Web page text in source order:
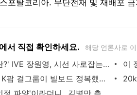
포탈코리아. 무단전재 및 재배포 금
서 직접 확인하세요. 해당 언론사로
'이게 왜 논란?' IVE 장원영, 시선 사로잡는 '아찔' 시축 패션
'이거 실화?' K팝 걸그룹이 빌보드 정복했다! '핫 100 1위' 쾌거
'패륜 행위 인정 파양'이라더니...김병만 측 "판결문 해석 차이" 해명